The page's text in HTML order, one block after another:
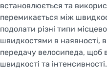
встановлюється та
перемикається між
подолати різні типи
швидкостями в наявності,
передачу велосипеда, щоб
швидкості та